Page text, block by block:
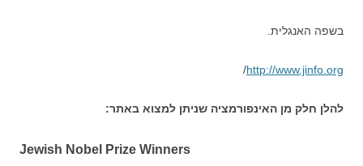
בשפה האנגלית.
http://www.jinfo.org
/
להלן חלק מן האינפורמציה שניתן למצוא באתר:
Jewish Nobel Prize Winners